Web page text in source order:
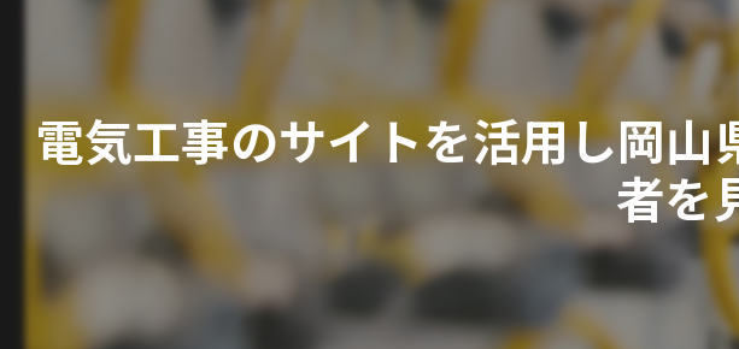
電気工事のサイトを活用し岡
者を